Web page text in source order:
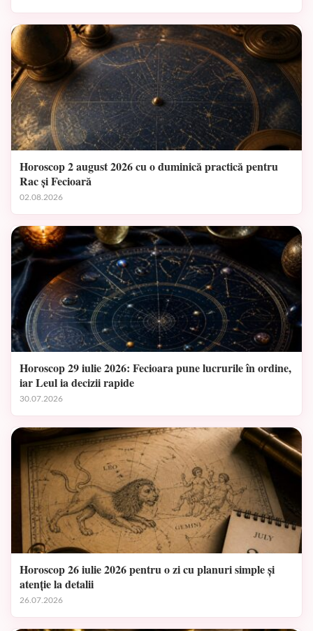
Horoscop 2 august 2026 cu o duminică practică pentru
Rac și Fecioară
02.08.2026
Horoscop 29 iulie 2026: Fecioara pune lucrurile în ordine,
iar Leul ia decizii rapide
30.07.2026
Horoscop 26 iulie 2026 pentru o zi cu planuri simple și
atenție la detalii
26.07.2026